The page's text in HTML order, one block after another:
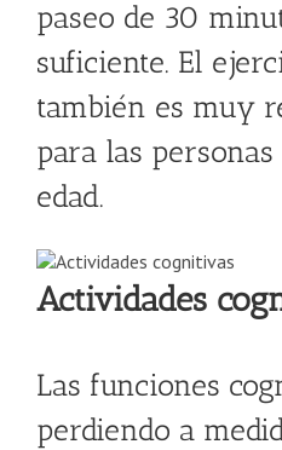
paseo de 30
suficiente. El
también es muy
para las
edad.
Actividades
Las funciones
perdiendo a